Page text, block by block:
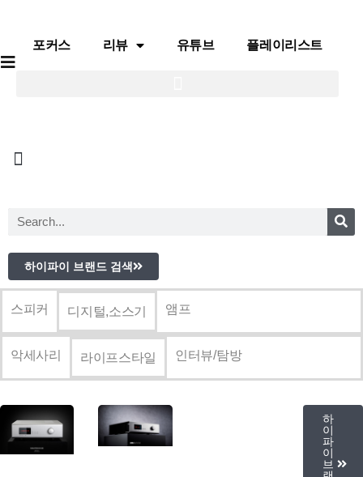
포커스 리뷰 유튜브 플레이리스트
하이파이 브랜드 검색
스피커 디지털,소스기 앰프
악세사리 라이프스타일 인터뷰/탐방
하
이
파
이
브